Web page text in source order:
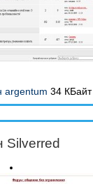
argentum 34 КБайт
Silverred